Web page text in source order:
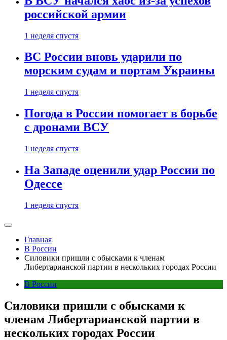
российской армии
1 неделя спустя
ВС России вновь ударили по
морским судам и портам Украины
1 неделя спустя
Погода в России помогает в борьбе
с дронами ВСУ
1 неделя спустя
На Западе оценили удар России по
Одессе
1 неделя спустя
Главная
В России
Силовики пришли с обысками к членам
Либертарианской партии в нескольких городах России
В России
Силовики пришли с обысками к
членам Либертарианской партии в
нескольких городах России